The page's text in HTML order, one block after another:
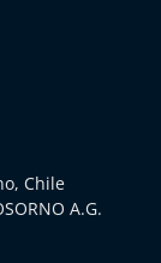
Chile
A.G.